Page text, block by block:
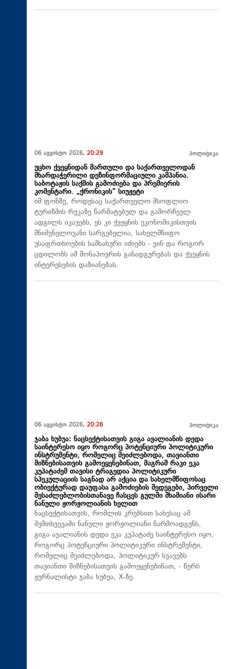
06 აგვისტო 2026, 20:29 პოლიტიკა
უცხო ქვეყნიდან მართული და საქართველოდან
მხარდაჭერილი დეზინფორმაციული კამპანია.
საბოტაჟის საქმის გამოძიება და პრემიერის
კომენტარი. „ქრონიკის“ სიუჟეტი
იმ ფონზე, როდესაც საქართველო მსოფლიო
ტურიზმის რუკაზე წარმატებულ და გამორჩეულ
ადგილს იკავებს, ეს კი ქვეყნის ეკონომიკისთვის
მნიშვნელოვანი სარგებელია, სახელმწიფო
უსაფრთხოების სამსახური იძიებს - ვინ და როგორ
ცდილობს ამ მონაპოვრის განადგურებას და ქვეყნის
ინტერესების დაზიანებას.
06 აგვისტო 2026, 20:26 პოლიტიკა
ჯაბა ხუბუა: ნაცსექტისათვის გიგა ავალიანის დედა
საინტერესო იყო როგორც პოტენციური პოლიტიკური
ინსტრუმენტი, რომელიც შეიძლებოდა, თავიანთი
მიზნებისათვის გამოეყენებინათ, მაგრამ რაკი ეკა
კუპატაძემ თავისი ტრაგედია პოლიტიკური
სპეკულაციის საგნად არ აქცია და სახელმწიფოსაც
ობიექტურად დაუფასა გამოძიების შედეგები, პირველი
შესაძლებლობისთანავე ჩასცეს გულში შხამიანი ისარი
ნანული ჟორჟოლიანის ხელით
ნაცსექტისათვის, რომლის კრებსით სახესაც ამ
შემთხვევაში ნანული ჟორჟოლიანი წარმოადგენს,
გიგა ავალიანის დედა ეკა კუპატაძე საინტერესო იყო,
როგორც პოტენციური პოლიტიკური ინსტრუმენტი,
რომელიც შეიძლებოდა, პოლიტიკურ სვავებს
თავიანთი მიზნებისათვის გამოეყენებინათ, - წერს
ჟურნალისტი ჯაბა ხუბუა, X-ზე.